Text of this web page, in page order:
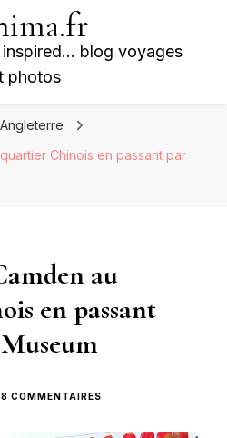
inspired… blog voyages
photos
Angleterre
Chinois en passant par
au
en passant
COMMENTAIRES